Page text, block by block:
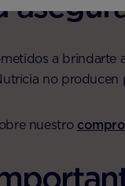
a brindarte
no
nuestro